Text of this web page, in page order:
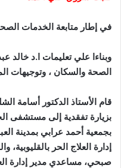
في إطار متابعة الخدمات
وبناءا علي تعليمات ا.د خالد
الصحة والسكان ، وتوجيهات
قام الأستاذ الدكتور أسامة
بزيارة تفقدية إلى مستشفى
بجمعية أحمد عرابي بمدينة
إدارة العلاج الحر
صبحي، مساعدي مدير إدارة